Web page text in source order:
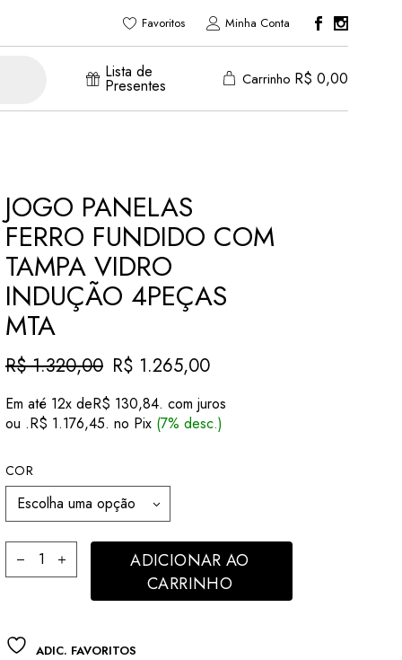
Favoritos Minha Conta
Lista de
Presentes Carrinho R$ 0,00
JOGO PANELAS
FERRO FUNDIDO COM
TAMPA VIDRO
INDUÇÃO 4PEÇAS
MTA
R$1.320,00
O
preço
original
era:
R$ 1.265,00
O
preço
atual
é:
Em até 12x deR$ 130,84. com juros
ou .R$ 1.176,45. no Pix (7% desc.)
COR
Escolha uma opção
Jogo Panelas Ferro Fundido com Tampa Vidro Indução
ADICIONAR AO
CARRINHO
ADIC. FAVORITOS